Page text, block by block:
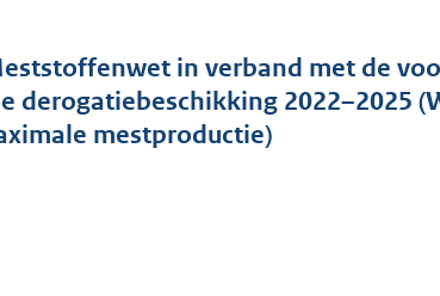
a
n
d
in verband met de
derogatiebeschikking 2022–2025
mestproductie)